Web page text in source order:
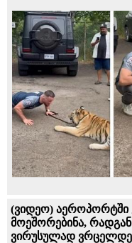
(ვიდეო) აეროპორტში
მოეშორებინა,
ვირუსულად